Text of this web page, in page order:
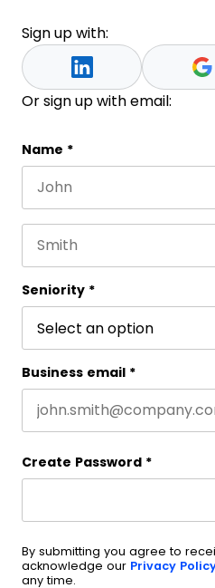
Sign up with:
Or sign up with email:
Facebook
This field is for validation
Name *
Seniority *
Business email *
Create Password *
By submitting you agree to
acknowledge our Privacy
any time.